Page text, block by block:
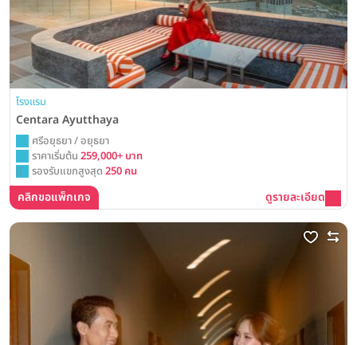
โรงแรม
Centara Ayutthaya
ศรีอยุธยา / อยุธยา
ราคาเริ่มต้น 259,000+ บาท
รองรับแขกสูงสุด 250 คน
คลิกขอแพ็กเกจ ดูรายละเอียด